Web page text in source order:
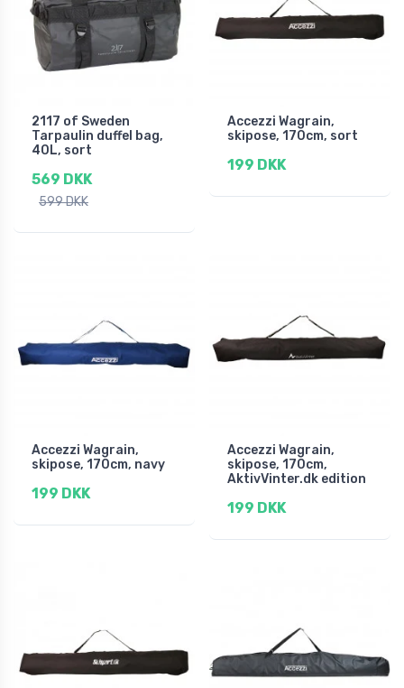
2117 of Sweden
Tarpaulin duffel bag,
40L, sort
569 DKK
599 DKK
Accezzi Wagrain,
skipose, 170cm, sort
199 DKK
Accezzi Wagrain,
skipose, 170cm, navy
199 DKK
Accezzi Wagrain,
skipose, 170cm,
AktivVinter.dk edition
199 DKK